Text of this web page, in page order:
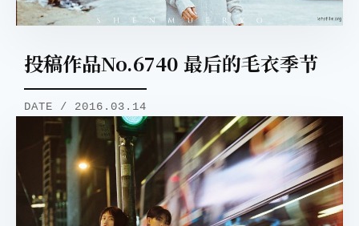
投稿作品No.6740 最后的毛衣季节
DATE / 2016.03.14